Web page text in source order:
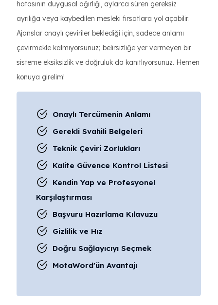
hatasının duygusal ağırlığı, aylarca süren gereksiz
ayrılığa veya kaybedilen mesleki fırsatlara yol açabilir.
Ajanslar onaylı çeviriler beklediği için, sadece anlamı
çevirmekle kalmıyorsunuz; belirsizliğe yer vermeyen bir
sisteme eksiksizlik ve doğruluk da kanıtlıyorsunuz. Hemen
konuya girelim!
Onaylı Tercümenin Anlamı
Gerekli Svahili Belgeleri
Teknik Çeviri Zorlukları
Kalite Güvence Kontrol Listesi
Kendin Yap ve Profesyonel
Karşılaştırması
Başvuru Hazırlama Kılavuzu
Gizlilik ve Hız
Doğru Sağlayıcıyı Seçmek
MotaWord'ün Avantajı